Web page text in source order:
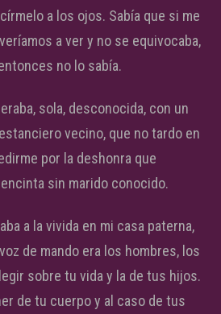
a los ojos. Sabía que si me
a ver y no se equivocaba,
no lo sabía.
sola, desconocida, con un
vecino, que no tardo en
por la deshonra que
sin marido conocido.
a la vivida en mi casa paterna,
de mando era los hombres, los
sobre tu vida y la de tus hijos.
de tu cuerpo y al caso de tus